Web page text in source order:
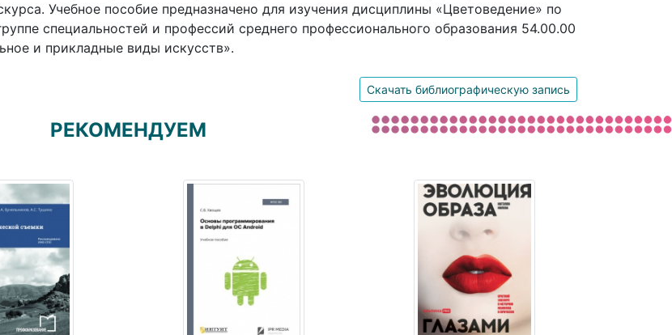
Учебное пособие предназначено для изучения дисциплины «Цветоведение» по
специальностей и профессий среднего профессионального образования 54.00.00
и прикладные виды искусств».
Скачать библиографическую запись
РЕКОМЕНДУЕМ